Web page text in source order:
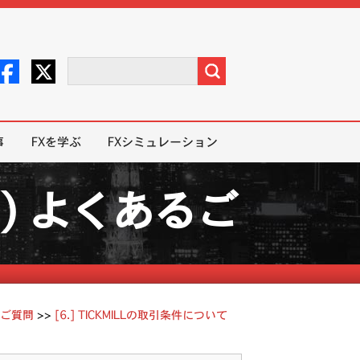
FXを学ぶ FXシミュレーション
よくあるご
質問 >> [6.] TICKMILLの取引条件について